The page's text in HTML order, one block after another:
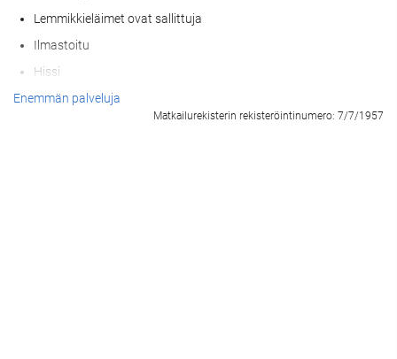
Lemmikkieläimet ovat sallittuja
Ilmastoitu
Hissi
Pääsy liikuntarajoitteisille asiakkaille
Enemmän palveluja
Matkailurekisterin rekisteröintinumero: 7/7/1957